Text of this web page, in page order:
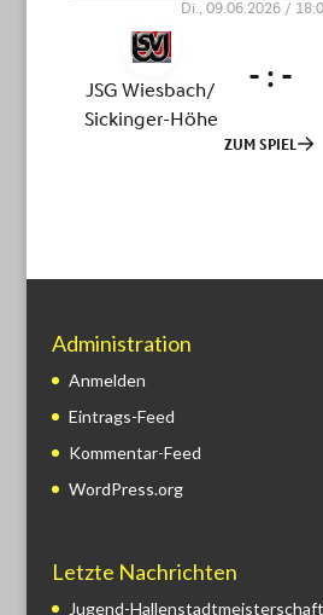
Administration
Anmelden
Eintrags-Feed
Kommentar-Feed
WordPress.org
Letzte Nachrichten
Jugend-